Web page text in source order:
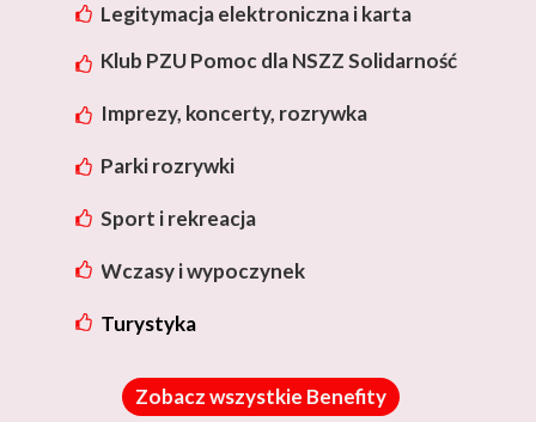
Legitymacja elektroniczna i karta
Klub PZU Pomoc dla NSZZ Solidarność
Imprezy, koncerty, rozrywka
Parki rozrywki
Sport i rekreacja
Wczasy i wypoczynek
Turystyka
Zobacz wszystkie Benefity